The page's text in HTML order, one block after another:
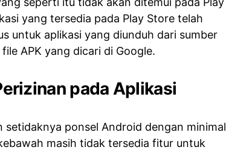
yang tersedia pada Play Store telah
untuk aplikasi yang diunduh dari sumber
APK yang dicari di Google.
pada Aplikasi
setidaknya ponsel Android dengan minimal
masih tidak tersedia fitur untuk